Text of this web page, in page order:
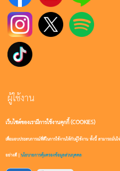
ผู้ใช้งาน
เข้าสู่ระบบ
สมัครสมาชิก
เว็บไซต์ของเรามีการใช้งานคุกกี้ (COOKIES)
เพื่อมอบประสบการณ์ที่ดีในการใช้งานให้กับผู้ใช้งาน ทั้งนี้ สามารถมั่น
อย่างดี |นโยบายการคุ้มครองข้อมูลส่วนบุคคล